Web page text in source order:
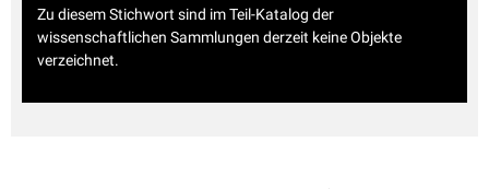
Zu diesem Stichwort sind im Teil-Katalog der
wissenschaftlichen Sammlungen derzeit keine Objekte
verzeichnet.